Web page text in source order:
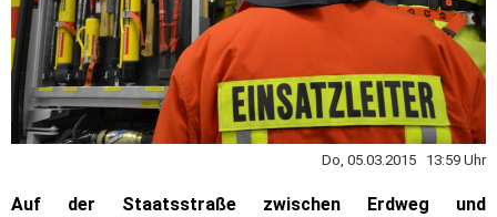
Do, 05.03.2015 13:59 Uhr
Auf der Staatsstraße zwischen Erdweg und